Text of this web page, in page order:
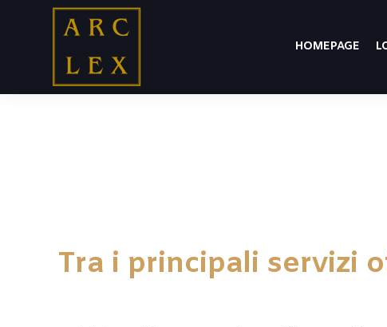
ARCLEX
HOMEPAGE
Tra i principali servizi